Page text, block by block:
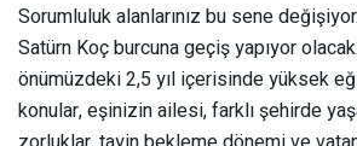
Sorumluluk alanlarınız bu sene
Satürn Koç burcuna geçiş yapıyor
önümüzdeki 2,5 yıl içerisinde yüksek
konular, eşinizin ailesi, farklı şehirde